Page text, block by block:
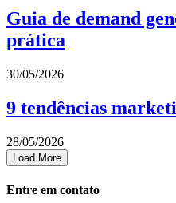
Guia de demand
prática
30/05/2026
9 tendências
28/05/2026
Load More
Entre em contato